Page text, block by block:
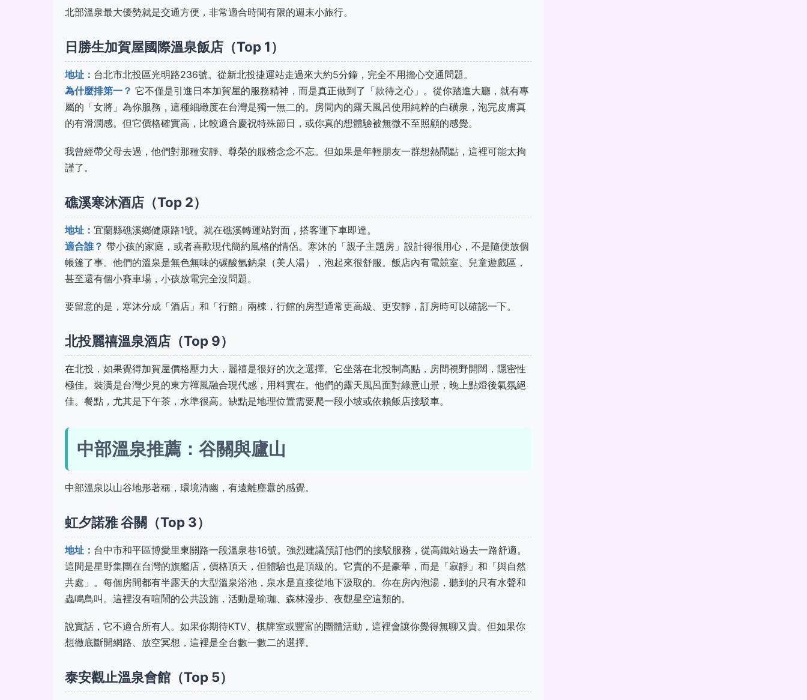
北部溫泉最大優勢就是交通方便，非常適合時間有限的週末小旅行。
日勝生加賀屋國際溫泉飯店（Top 1）
地址： 台北市北投區光明路236號。從新北投捷運站走過來大約5分鐘，完全不用擔心交通問題。
為什麼排第一？ 它不僅是引進日本加賀屋的服務精神，而是真正做到了「款待之心」。從你踏進大廳，就有專
屬的「女將」為你服務，這種細緻度在台灣是獨一無二的。房間內的露天風呂使用純粹的白磺泉，泡完皮膚真
的有滑潤感。但它價格確實高，比較適合慶祝特殊節日，或你真的想體驗被無微不至照顧的感覺。
我曾經帶父母去過，他們對那種安靜、尊榮的服務念念不忘。但如果是年輕朋友一群想熱鬧點，這裡可能太拘
謹了。
礁溪寒沐酒店（Top 2）
地址： 宜蘭縣礁溪鄉健康路1號。就在礁溪轉運站對面，搭客運下車即達。
適合誰？ 帶小孩的家庭，或者喜歡現代簡約風格的情侶。寒沐的「親子主題房」設計得很用心，不是隨便放個
帳篷了事。他們的溫泉是無色無味的碳酸氫鈉泉（美人湯），泡起來很舒服。飯店內有電競室、兒童遊戲區，
甚至還有個小賽車場，小孩放電完全沒問題。
要留意的是，寒沐分成「酒店」和「行館」兩棟，行館的房型通常更高級、更安靜，訂房時可以確認一下。
北投麗禧溫泉酒店（Top 9）
在北投，如果覺得加賀屋價格壓力大，麗禧是很好的次之選擇。它坐落在北投制高點，房間視野開闊，隱密性
極佳。裝潢是台灣少見的東方禪風融合現代感，用料實在。他們的露天風呂面對綠意山景，晚上點燈後氣氛絕
佳。餐點，尤其是下午茶，水準很高。缺點是地理位置需要爬一段小坡或依賴飯店接駁車。
中部溫泉推薦：谷關與廬山
中部溫泉以山谷地形著稱，環境清幽，有遠離塵囂的感覺。
虹夕諾雅 谷關（Top 3）
地址： 台中市和平區博愛里東關路一段溫泉巷16號。強烈建議預訂他們的接駁服務，從高鐵站過去一路舒適。
這間是星野集團在台灣的旗艦店，價格頂天，但體驗也是頂級的。它賣的不是豪華，而是「寂靜」和「與自然
共處」。每個房間都有半露天的大型溫泉浴池，泉水是直接從地下汲取的。你在房內泡湯，聽到的只有水聲和
蟲鳴鳥叫。這裡沒有喧鬧的公共設施，活動是瑜珈、森林漫步、夜觀星空這類的。
說實話，它不適合所有人。如果你期待KTV、棋牌室或豐富的團體活動，這裡會讓你覺得無聊又貴。但如果你
想徹底斷開網路、放空冥想，這裡是全台數一數二的選擇。
泰安觀止溫泉會館（Top 5）